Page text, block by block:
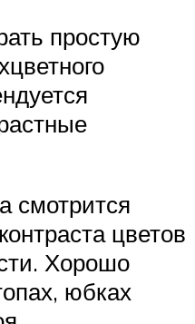
простую
смотрится
цветов
Хорошо
юбках